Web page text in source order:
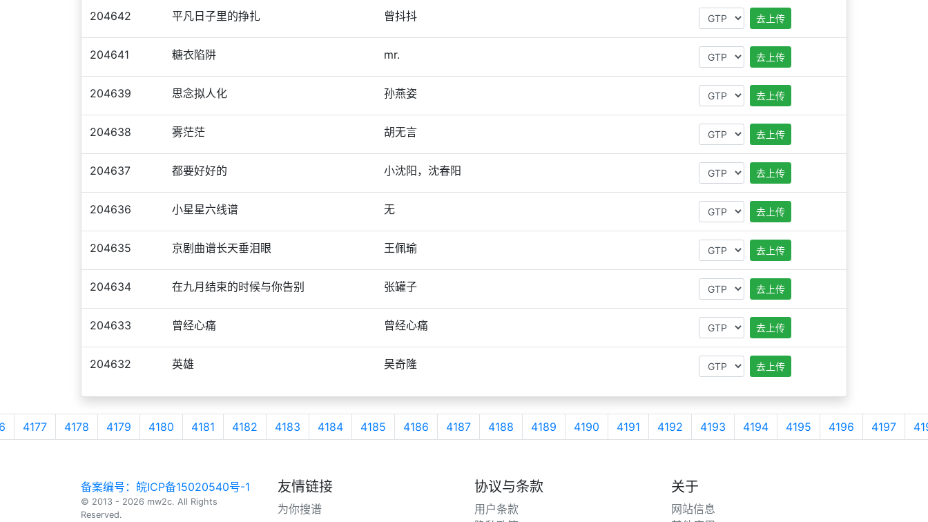
204642 平凡日子里的挣扎 曾抖抖 去上传
204641 糖衣陷阱 mr. 去上传
204639 思念拟人化 孙燕姿 去上传
204638 雾茫茫 胡无言 去上传
204637 都要好好的 小沈阳，沈春阳 去上传
204636 小星星六线谱 无 去上传
204635 京剧曲谱长天垂泪眼 王佩瑜 去上传
204634 在九月结束的时候与你告别 张罐子 去上传
204633 曾经心痛 曾经心痛 去上传
204632 英雄 吴奇隆 去上传
4177 4178 4179 4180 4181 4182 4183 4184 4185 4186 4187 4188 4189 4190 4191 4192 4193 4194 4195 4196 4197
备案编号：皖ICP备15020540号-1
© 2013 - 2026 mw2c. All Rights
Reserved.
友情链接
为你搜谱
协议与条款
用户条款
关于
网站信息